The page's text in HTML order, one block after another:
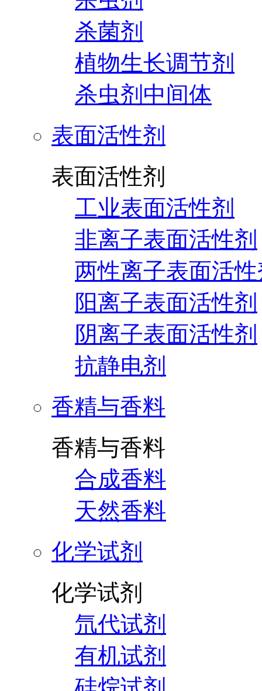
杀菌剂
植物生长调节剂
杀虫剂中间体
表面活性剂
表面活性剂
工业表面活性剂
非离子表面活性剂
两性离子表面活
阳离子表面活性剂
阴离子表面活性剂
抗静电剂
香精与香料
香精与香料
合成香料
天然香料
化学试剂
化学试剂
氘代试剂
有机试剂